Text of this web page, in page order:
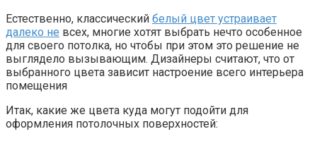
Естественно, классический белый цвет устраивает
далеко не всех, многие хотят выбрать нечто особенное
для своего потолка, но чтобы при этом это решение не
выглядело вызывающим. Дизайнеры считают, что от
выбранного цвета зависит настроение всего интерьера
помещения
Итак, какие же цвета куда могут подойти для
оформления потолочных поверхностей: